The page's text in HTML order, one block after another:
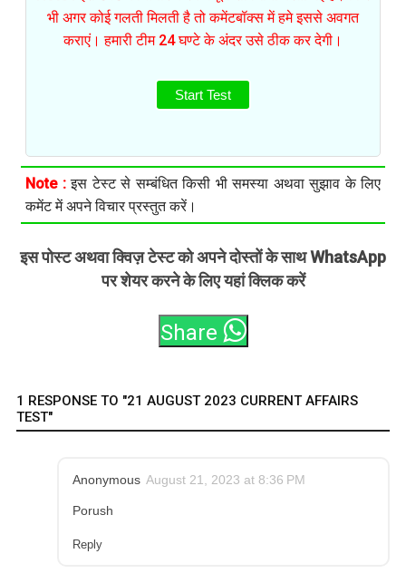
भी अगर कोई गलती मिलती है तो कमेंटबॉक्स में हमे इससे अवगत
कराएं। हमारी टीम 24 घण्टे के अंदर उसे ठीक कर देगी।
Start Test
Note :इस टेस्ट से सम्बंधित किसी भी समस्या अथवा सुझाव के लिए
कमेंट में अपने विचार प्रस्तुत करें।
इस पोस्ट अथवा क्विज़ टेस्ट को अपने दोस्तों के साथ WhatsApp
पर शेयर करने के लिए यहां क्लिक करें
Share
1 RESPONSE TO "21 AUGUST 2023 CURRENT AFFAIRS
TEST"
Anonymous August 21, 2023 at 8:36 PM
Porush
Reply